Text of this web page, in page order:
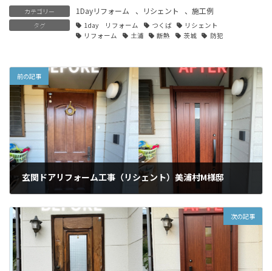
カテゴリー 1Dayリフォーム 、 リシェント 、施工例
タグ 1day リフォーム つくば
リシェント
リフォーム
土浦 断熱 茨城 防犯
前の記事
玄関ドアリフォーム工事（リシェント）美浦村M様邸
2024年4月10日
次の記事